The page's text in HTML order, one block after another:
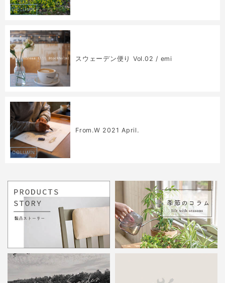
COLUMN
COLUMN
スウェーデン便り Vol.02 / emi
COLUMN
From.W 2021 April.